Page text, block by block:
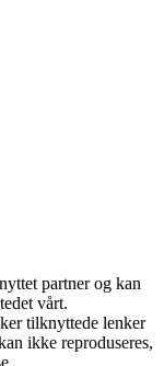
partner og kan
vårt.
tilknyttede lenker
ikke reproduseres,